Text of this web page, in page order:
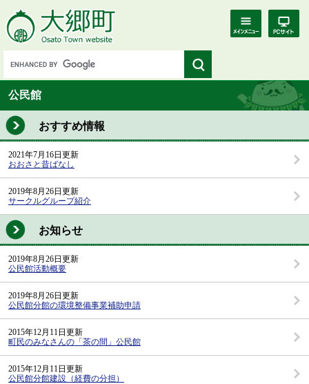
公民館
おすすめ情報
2021年7月16日更新
おおさと昔ばなし
2019年8月26日更新
サークルグループ紹介
お知らせ
2019年8月26日更新
公民館活動概要
2019年8月26日更新
公民館分館の環境整備事業補助申請
2015年12月11日更新
町民のみなさんの「茶の間」公民館
2015年12月11日更新
公民館分館建設（経費の分担）